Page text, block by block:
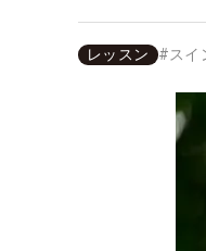
レッスン #スイ